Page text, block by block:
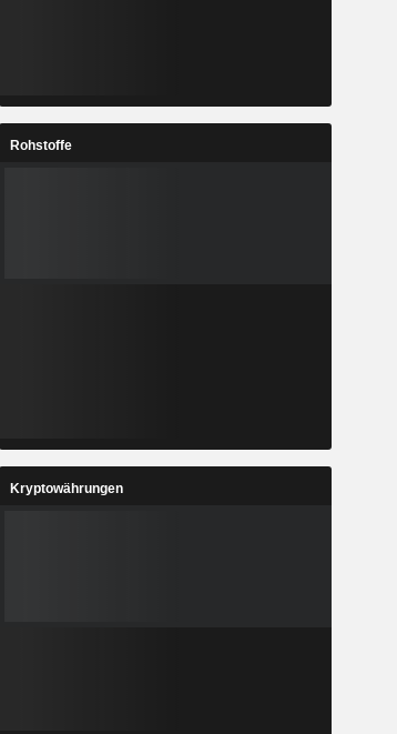
Rohstoffe
Kryptowährungen